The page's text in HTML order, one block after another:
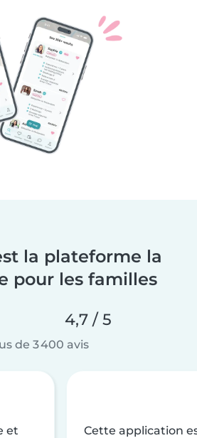
la plateforme la
pour les familles
4,7 / 5
de 3 400 avis
et
Cette application